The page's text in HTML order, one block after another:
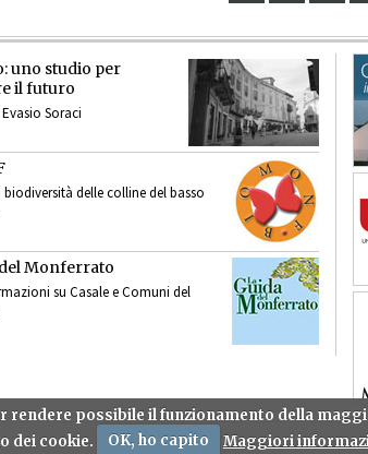
uno studio per
il futuro
Soraci
delle colline del basso
Monferrato
su Casale e Comuni del
possibile il funzionamento della
dei cookie.
OK, ho capito Maggiori